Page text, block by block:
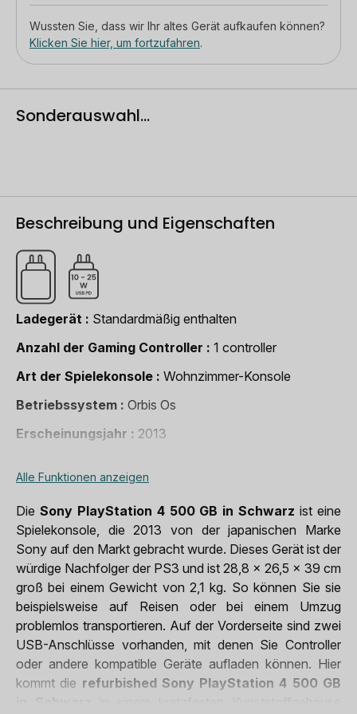
Wussten Sie, dass wir Ihr altes Gerät aufkaufen können?
Klicken Sie hier, um fortzufahren.
Sonderauswahl...
Beschreibung und Eigenschaften
Ladegerät
Standardmäßig enthalten
Anzahl der Gaming Controller
1 controller
Art der Spielekonsole
Wohnzimmer-Konsole
Betriebssystem
Orbis Os
Erscheinungsjahr
2013
Zubehör
Controller, 1 x HDMI-Kabel, 1 x Netzkabel
Marke
Sony
Alle Funktionen anzeigen
Die Sony PlayStation 4 500 GB in Schwarz ist eine
Spielekonsole, die 2013 von der japanischen Marke
Sony auf den Markt gebracht wurde. Dieses Gerät ist der
würdige Nachfolger der PS3 und ist 28,8 x 26,5 x 39 cm
groß bei einem Gewicht von 2,1 kg. So können Sie sie
beispielsweise auf Reisen oder bei einem Umzug
problemlos transportieren. Auf der Vorderseite sind zwei
USB-Anschlüsse vorhanden, mit denen Sie Controller
oder andere kompatible Geräte aufladen können. Hier
kommt die refurbished Sony PlayStation 4 500 GB